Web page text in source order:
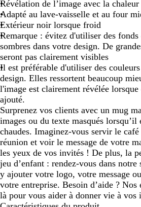
Révélation de l’image avec la chaleur
Adapté au lave-vaisselle et au four
Extérieur noir lorsque froid
Remarque : évitez d'utiliser des
sombres dans votre design. De
seront pas clairement visibles
Il est préférable d'utiliser des
design. Elles ressortent beaucoup
l'image est clairement révélée
ajouté.
Surprenez vos clients avec un mug
images ou du texte masqués
chaudes. Imaginez-vous servir le
réunion et voir le message de votre
les yeux de vos invités ! De plus, la
jeu d’enfant : rendez-vous dans
y ajouter votre logo, votre message
votre entreprise. Besoin d’aide ? Nos
là pour vous aider à donner vie à vos